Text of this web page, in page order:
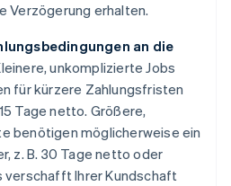
Verzögerung erhalten.
an die
unkomplizierte Jobs
für kürzere Zahlungsfristen
Tage netto. Größere,
benötigen möglicherweise ein
z. B. 30 Tage netto oder
verschafft Ihrer Kundschaft